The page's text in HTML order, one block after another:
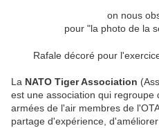
on nous
pour "la photo de la
Rafale décoré pour
La NATO Tiger Association
est une association qui regroupe
armées de l'air membres de
partage d'expérience,